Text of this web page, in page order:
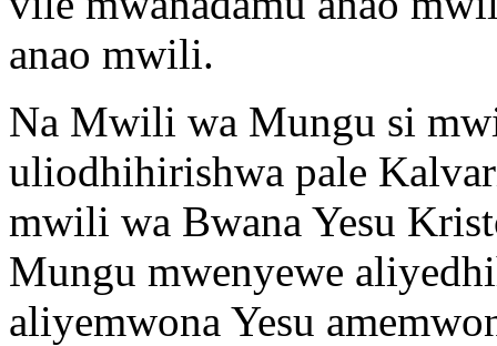
anao mwili.
Na Mwili wa Mungu si
uliodhihirishwa pale
mwili wa Bwana Yesu
Mungu mwenyewe
aliyemwona Yesu